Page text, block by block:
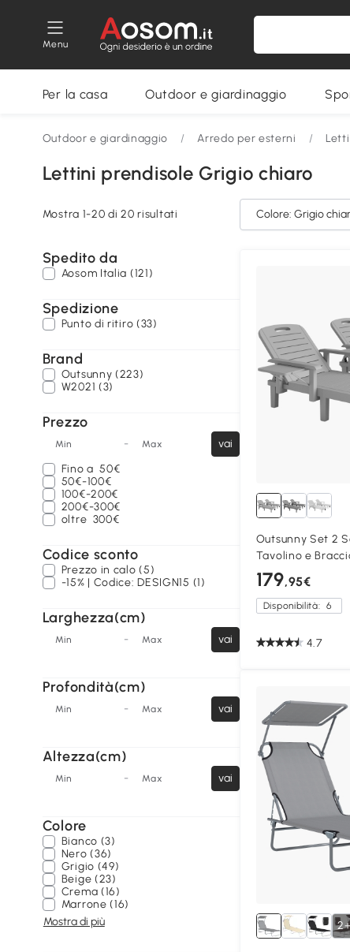
Menu
Per la casa Outdoor e giardinaggio
Outdoor e giardinaggio / Arredo per esterni /
Lettini prendisole Grigio chiaro
Mostra 1-20 di 20 risultati Colore: Grigio
Spedito da
Aosom Italia (121)
Spedizione
Punto di ritiro (33)
Brand
Outsunny (223)
W2021 (3)
Prezzo
Min - Max
vai
Fino a50€
50€-100€
100€-200€
200€-300€
oltre 300€
Codice sconto
Prezzo in calo (5)
-15% | Codice: DESIGN15 (1)
Larghezza(cm)
Min - Max vai
Profondità(cm)
Min - Max vai
Altezza(cm)
Min - Max vai
Colore
Bianco (3)
Nero (36)
Grigio (49)
Beige (23)
Crema (16)
Marrone (16)
Mostra di più
Outsunny Set 2
Tavolino e
179,95€
Disponibilità: 6
4.7
2+